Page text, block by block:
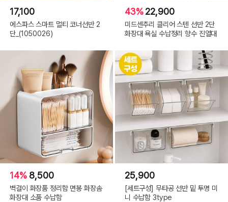
17,100
에스파스 스마트 멀티 코너선반 2
단_(1050026)
43%22,900
미드센추리 클리어 스텐 선반 2단
화장대 욕실 수납정리 향수 진열대
14% 8,500
벽걸이 화장품 정리함 면봉 화장솜
화장대 소품 수납함
25,900
[세트구성] 무타공 선반 밑 투명 미
니 수납함 3type